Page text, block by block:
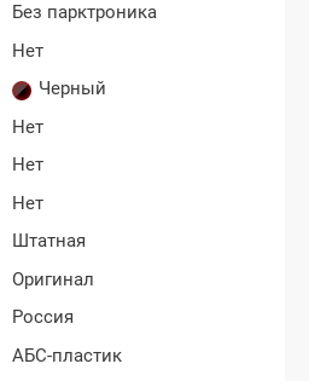
Без парктроника
Нет
Черный
Нет
Нет
Нет
Штатная
Оригинал
Россия
АБС-пластик